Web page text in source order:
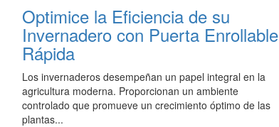
Optimice la Eficiencia de su
Invernadero con Puerta Enrollable
Rápida
Los invernaderos desempeñan un papel integral en la
agricultura moderna. Proporcionan un ambiente
controlado que promueve un crecimiento óptimo de las
plantas...